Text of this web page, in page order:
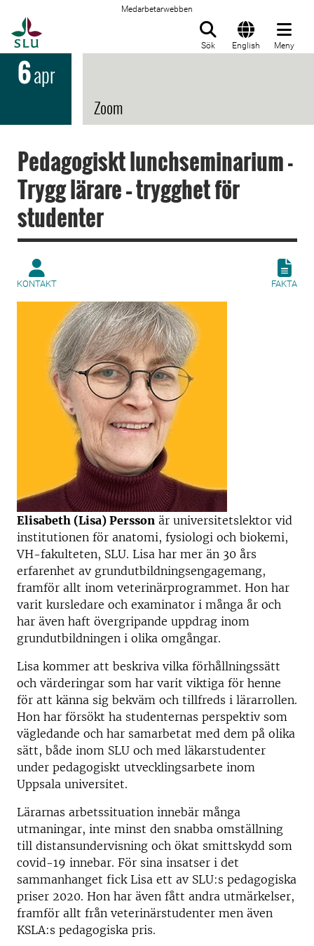
Medarbetarwebben
Sök English Meny
6apr
Zoom
Pedagogiskt lunchseminarium -
Trygg lärare – trygghet för
studenter
KONTAKT FAKTA
Elisabeth (Lisa) Persson är universitetslektor vid
institutionen för anatomi, fysiologi och biokemi,
VH-fakulteten, SLU. Lisa har mer än 30 års
erfarenhet av grundutbildningsengagemang,
framför allt inom veterinärprogrammet. Hon har
varit kursledare och examinator i många år och
har även haft övergripande uppdrag inom
grundutbildningen i olika omgångar.
Lisa kommer att beskriva vilka förhållningssätt
och värderingar som har varit viktiga för henne
för att känna sig bekväm och tillfreds i lärarrollen.
Hon har försökt ha studenternas perspektiv som
vägledande och har samarbetat med dem på olika
sätt, både inom SLU och med läkarstudenter
under pedagogiskt utvecklingsarbete inom
Uppsala universitet.
Lärarnas arbetssituation innebär många
utmaningar, inte minst den snabba omställning
till distansundervisning och ökat smittskydd som
covid-19 innebar. För sina insatser i det
sammanhanget fick Lisa ett av SLU:s pedagogiska
priser 2020. Hon har även fått andra utmärkelser,
framför allt från veterinärstudenter men även
KSLA:s pedagogiska pris.